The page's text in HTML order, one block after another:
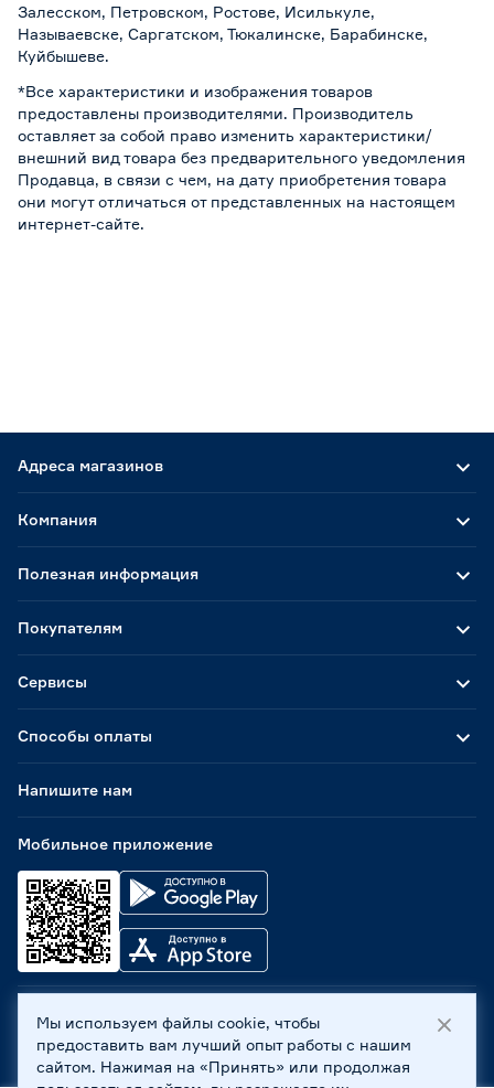
Залесском, Петровском, Ростове, Исилькуле,
Называевске, Саргатском, Тюкалинске, Барабинске,
Куйбышеве.
*Все характеристики и изображения товаров
предоставлены производителями. Производитель
оставляет за собой право изменить характеристики/
внешний вид товара без предварительного уведомления
Продавца, в связи с чем, на дату приобретения товара
они могут отличаться от представленных на настоящем
интернет-сайте.
Адреса магазинов
Способы оплаты
Мобильное приложение
Компания
Полезная информация
Покупателям
Сервисы
Напишите нам
ООО «Бауцентр Рус» 2004 -2026, 236029, г. Калининград,
ул. А.Невского, 205. ИНН 7702596813, КПП 390601001 ©
Все права защищены
Мы используем файлы cookie, чтобы
предоставить вам лучший опыт работы с нашим
сайтом. Нажимая на «Принять» или продолжая